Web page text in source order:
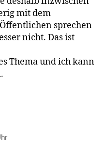
mit dem
sprechen
nicht. Das ist
Thema und ich kann